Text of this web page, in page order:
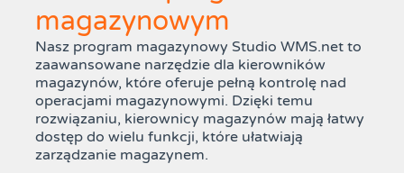
magazynowym
Nasz program magazynowy Studio WMS.net to
zaawansowane narzędzie dla kierowników
magazynów, które oferuje pełną kontrolę nad
operacjami magazynowymi. Dzięki temu
rozwiązaniu, kierownicy magazynów mają łatwy
dostęp do wielu funkcji, które ułatwiają
zarządzanie magazynem.